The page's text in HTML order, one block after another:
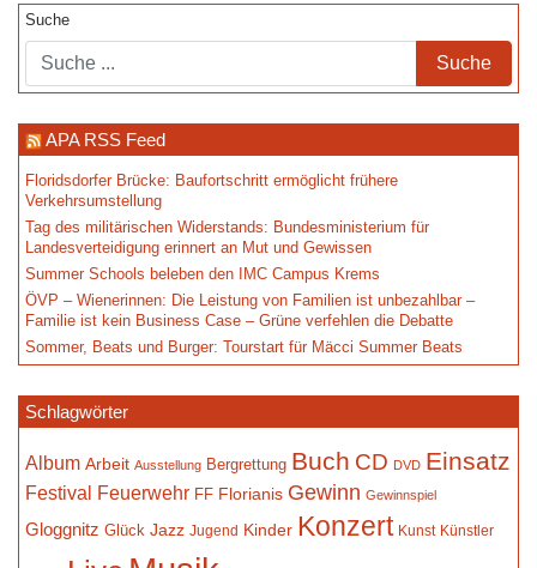
Suche
APA RSS Feed
Floridsdorfer Brücke: Baufortschritt ermöglicht frühere
Verkehrsumstellung
Tag des militärischen Widerstands: Bundesministerium für
Landesverteidigung erinnert an Mut und Gewissen
Summer Schools beleben den IMC Campus Krems
ÖVP – Wienerinnen: Die Leistung von Familien ist unbezahlbar –
Familie ist kein Business Case – Grüne verfehlen die Debatte
Sommer, Beats und Burger: Tourstart für Mäcci Summer Beats
Schlagwörter
Album Arbeit Ausstellung Bergrettung Buch CD DVD Einsatz
Festival Feuerwehr FF Florianis Gewinn Gewinnspiel
Gloggnitz Glück Jazz Jugend Kinder Konzert Kunst Künstler